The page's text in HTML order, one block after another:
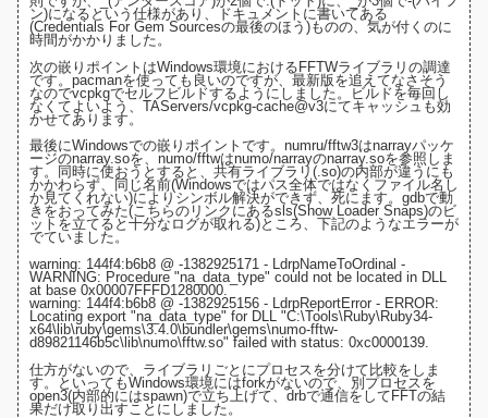
ン)になるという仕様があり、 ドキュメントに書いてある
(Credentials For Gem Sourcesの最後のほう)ものの、気が付くのに
時間がかかりました。
次の嵌りポイントはWindows環境におけるFFTWライブラリの調達
です。pacmanを使っても良いのですが、最新版を追えてなさそう
なのでvcpkgでセルフビルドするようにしました。ビルドを毎回し
なくてよいよう、 TAServers/vcpkg-cache@v3にてキャッシュ も効
かせてあります。
最後にWindowsでの嵌りポイントです。numru/fftw3はnarrayパッケ
ージのnarray.soを、numo/fftwはnumo/narrayのnarray.soを参照しま
す。同時に使おうとすると、共有ライブラリ(.so)の内部が違うにも
かかわらず、同じ名前(Windowsではパス全体ではなくファイル名し
か見てくれない)によりシンボル解決ができず、死にます。gdbで動
きをおってみた(こちらのリンクにあるsls(Show Loader Snaps)のビ
ットを立てると十分なログが取れる)ところ、下記のようなエラーが
でていました。
warning: 144f4:b6b8 @ -1382925171 - LdrpNameToOrdinal -
WARNING: Procedure "na_data_type" could not be located in DLL
at base 0x00007FFFD1280000.
warning: 144f4:b6b8 @ -1382925156 - LdrpReportError - ERROR:
Locating export "na_data_type" for DLL "C:\Tools\Ruby\Ruby34-
x64\lib\ruby\gems\3.4.0\bundler\gems\numo-fftw-
d89821146b5c\lib\numo\fftw.so" failed with status: 0xc0000139.
仕方がないので、ライブラリごとにプロセスを分けて比較をしま
す。といってもWindows環境にはforkがないので、別プロセスを
open3(内部的にはspawn)で立ち上げて、drbで通信をしてFFTの結
果だけ取り出す ことにしました。